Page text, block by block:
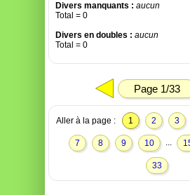
Divers manquants : aucun
Total = 0
Divers en doubles : aucun
Total = 0
Page 1/33
Aller à la page : 1 2 3
7 8 9 10 ...
33